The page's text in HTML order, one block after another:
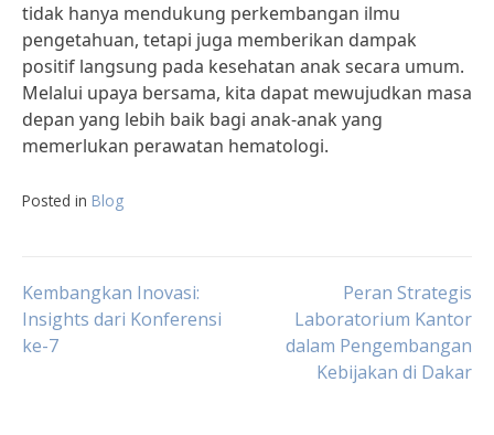
tidak hanya mendukung perkembangan ilmu
pengetahuan, tetapi juga memberikan dampak
positif langsung pada kesehatan anak secara umum.
Melalui upaya bersama, kita dapat mewujudkan masa
depan yang lebih baik bagi anak-anak yang
memerlukan perawatan hematologi.
Posted in Blog
Post
navigation
Kembangkan Inovasi:
Insights dari Konferensi
ke-7
Peran Strategis
Laboratorium Kantor
dalam Pengembangan
Kebijakan di Dakar